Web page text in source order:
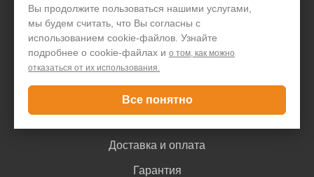
Вы продолжите пользоваться нашими услугами,
мы будем считать, что Вы согласны с
использованием cookie-файлов. Узнайте
подробнее о cookie-файлах и о том, как можно
отказаться от их использования.
Все понятно
Акции и скидки
Блог
Покупателю
Доставка и оплата
Гарантия